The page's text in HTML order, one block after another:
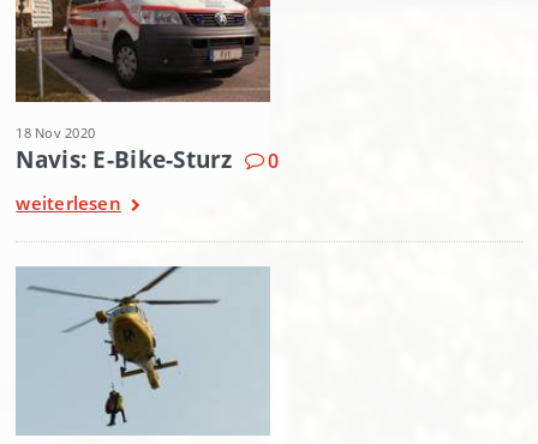
18 Nov 2020
Navis: E-Bike-Sturz 0
weiterlesen